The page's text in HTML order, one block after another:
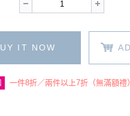
IT NOW
一件8折／兩件以上7折（無滿額禮）